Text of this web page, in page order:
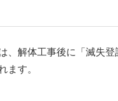
解体工事後に「滅失登
ます。